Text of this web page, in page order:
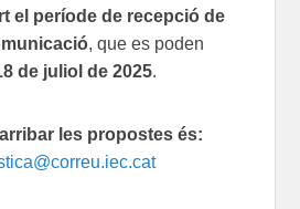
el període de recepció de
, que es poden
de juliol de 2025.
arribar les propostes és: